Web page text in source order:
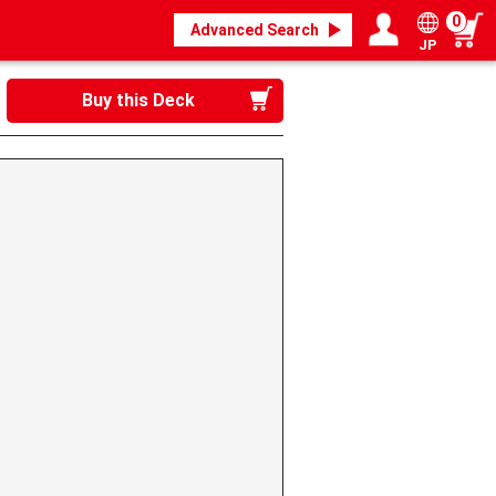
Advanced Search
Login / Register
My page
JP
0
Buy this Deck